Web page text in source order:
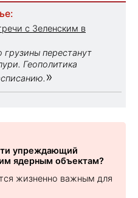
с Зеленским в
грузины перестанут
Геополитика
»
упреждающий
ядерным объектам?
жизненно важным для